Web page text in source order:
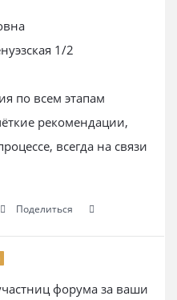
1/2
по всем этапам
рекомендации,
всегда на связи
Поделиться
форума за ваши